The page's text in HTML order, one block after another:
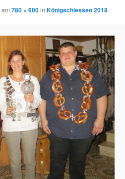
am780 × 600inKönigschiessen 2018